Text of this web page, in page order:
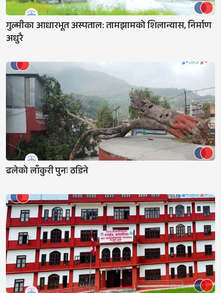
गुल्मीका आधारभूत अस्पताल: तामझामको शिलान्यास, निर्माण
अधुरै
ढलेको लाँकुरी पुनः ठडिने